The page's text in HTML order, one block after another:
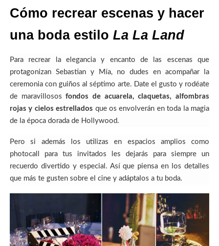
Cómo recrear escenas y hacer
una boda estilo La La Land
Para recrear la elegancia y encanto de las escenas que
protagonizan Sebastian y Mía, no dudes en acompañar la
ceremonia con guiños al séptimo arte. Date el gusto y rodéate
de maravillososfondos de acuarela, claquetas, alfombras
rojas y cielos estrellados que os envolverán en toda la magia
de la época dorada de Hollywood.
Pero si además los utilizas en espacios amplios como
photocall para tus invitados les dejarás para siempre un
recuerdo divertido y especial. Así que piensa en los detalles
que más te gusten sobre el cine y adáptalos a tu boda.